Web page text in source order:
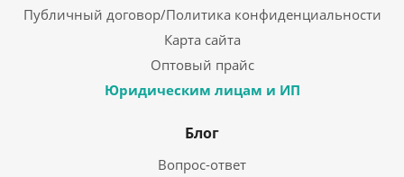
Публичный договор/Политика конфиденциальности
Карта сайта
Оптовый прайс
Юридическим лицам и ИП
Блог
Вопрос-ответ